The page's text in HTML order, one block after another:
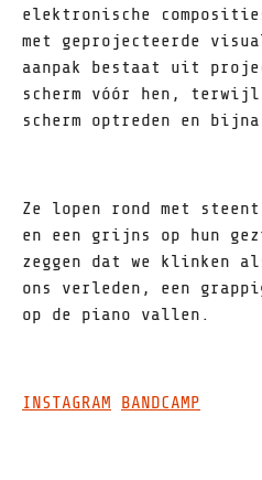
elektronische
met geprojecteerde
aanpak bestaat uit
scherm vóór hen,
scherm optreden en
Ze lopen rond met
en een grijns op hun
zeggen dat we klinken
ons verleden, een
op de piano vallen.
INSTAGRAM BANDCAMP